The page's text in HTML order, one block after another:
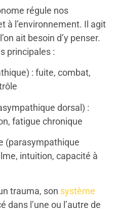
régule nos
à l’environnement. Il agit
ait besoin d’y penser.
principales :
: fuite, combat,
dorsal) :
fatigue chronique
(parasympathique
intuition, capacité à
trauma, son système
dans l’une ou l’autre de